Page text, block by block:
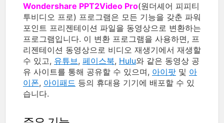
Wondershare PPT2Video Pro(원더셰어 피피티
투비디오 프로) 프로그램은 모든 기능을 갖춘 파워
포인트 프리젠테이션 파일을 동영상으로 변환하는
프로그램입니다. 이 변환 프로그램을 사용하면, 프
리젠테이션 동영상으로 비디오 재생기에서 재생할
수 있고, 유튜브 , 페이스북, Hulu와 같은 동영상 공
유 사이트를 통해 공유할 수 있으며, 아이팟 및 아
이폰, 아이패드 등의 휴대용 기기에 배포할 수 있
습니다.